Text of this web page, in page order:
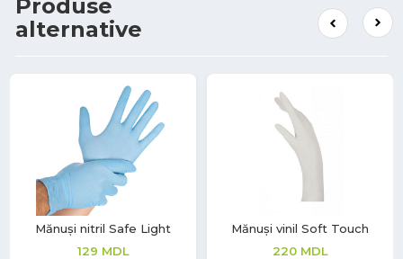
Produse
alternative
Mănuși nitril Safe Light
129 MDL
Mănuși vinil Soft Touch
220 MDL